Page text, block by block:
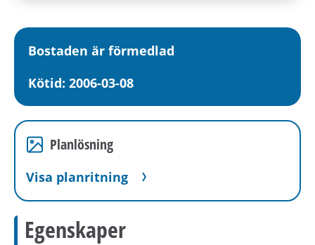
Bostaden är förmedlad
Kötid: 2006-03-08
Planlösning
Visa planritning
Egenskaper